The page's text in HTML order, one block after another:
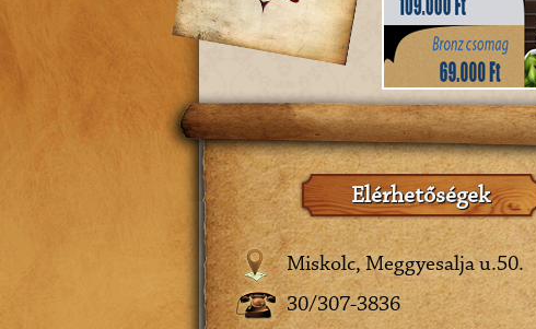
Elérhetőségek
Miskolc, Meggyesalja u.50.
30/307-3836